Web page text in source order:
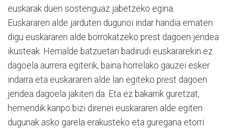
euskarak duen sostenguaz jabetzeko egina.
Euskararen alde jarduten dugunoi indar handia ematen
digu euskararen alde borrokatzeko prest dagoen jendea
ikusteak. Herrialde batzuetan badirudi euskararekin ez
dagoela aurrera egiterik, baina horrelako gauzei esker
indarra eta euskararen alde lan egiteko prest dagoen
jendea dagoela jakiten da. Eta ez bakarrik guretzat,
hemendik kanpo bizi direnei euskararen alde egiten
dugunak asko garela erakusteko eta guregana etorri